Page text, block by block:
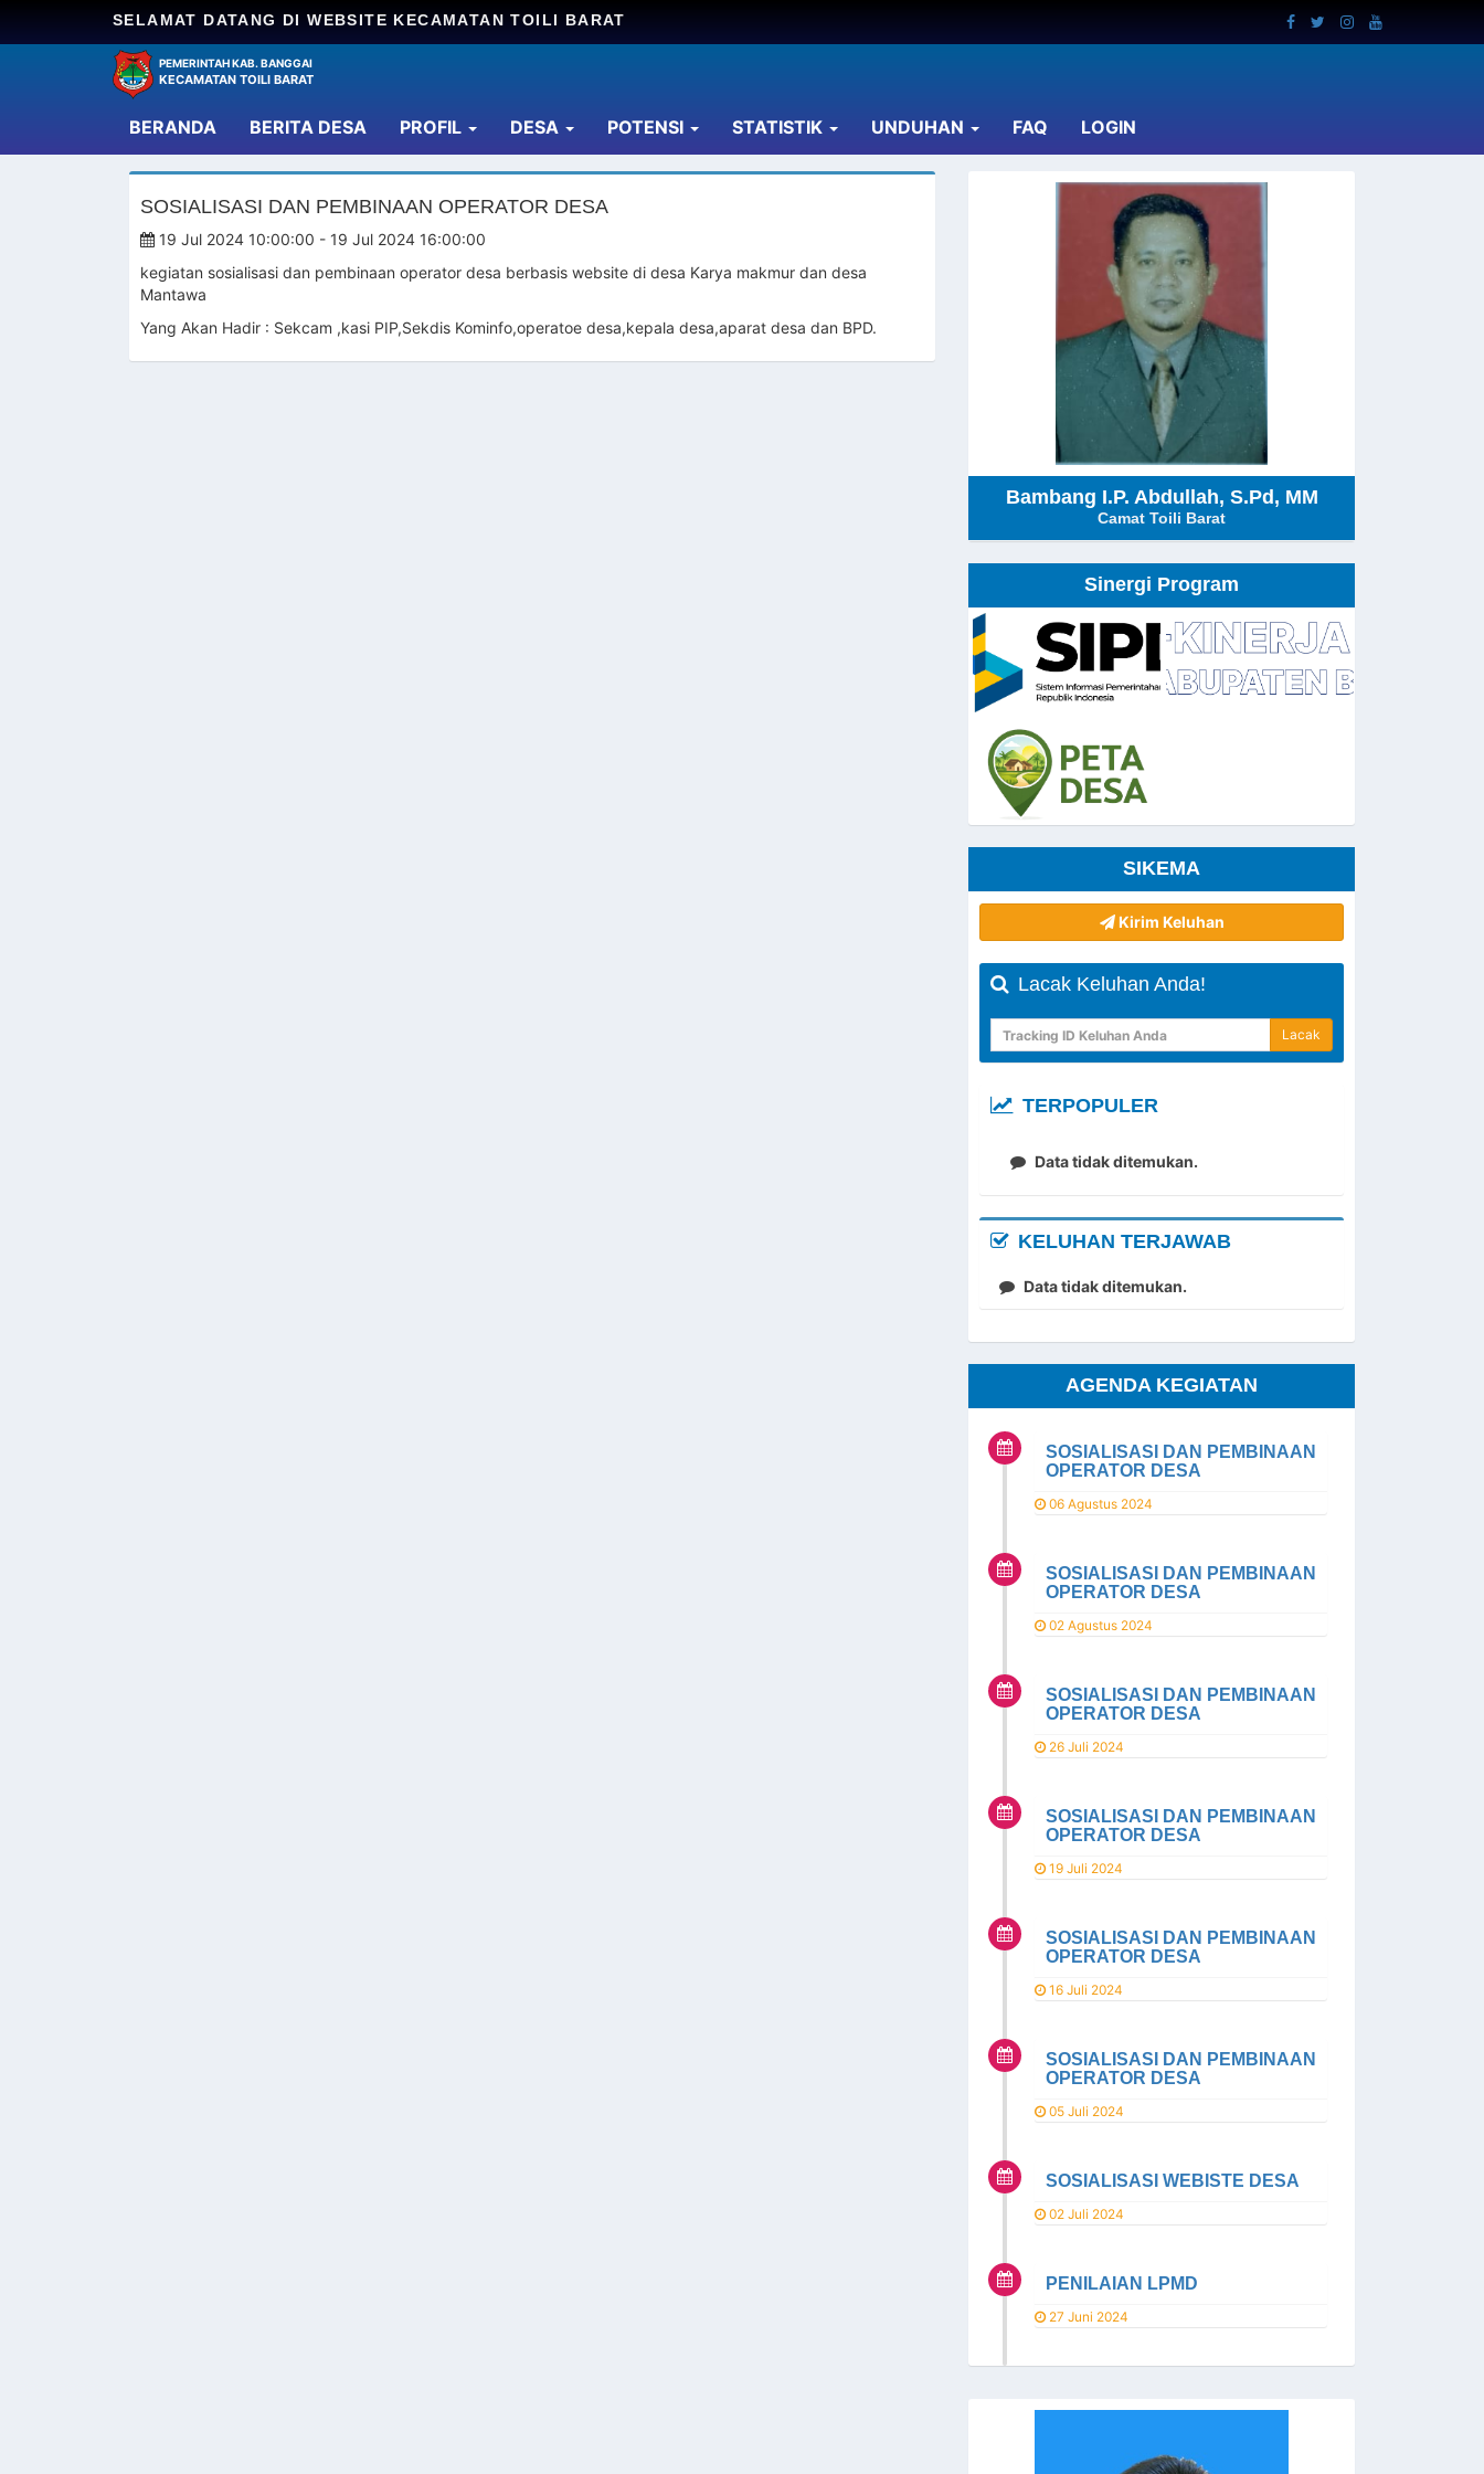
SELAMAT DATANG DI WEBSITE KECAMATAN TOILI BARAT
PEMERINTAH KAB. BANGGAI
KECAMATAN TOILI BARAT
BERANDA (current)
BERITA DESA PROFIL DESA POTENSI STATISTIK UNDUHAN FAQ LOGIN
SOSIALISASI DAN PEMBINAAN OPERATOR DESA
19 Jul 2024 10:00:00 - 19 Jul 2024 16:00:00
kegiatan sosialisasi dan pembinaan operator desa berbasis website di desa Karya makmur dan desa
Mantawa
Yang Akan Hadir : Sekcam ,kasi PIP,Sekdis Kominfo,operatoe desa,kepala desa,aparat desa dan BPD.
Bambang I.P. Abdullah, S.Pd, MM
Camat Toili Barat
Sinergi Program
SIKEMA
Kirim Keluhan
Lacak Keluhan Anda!
Lacak
TERPOPULER
Data tidak ditemukan.
KELUHAN TERJAWAB
Data tidak ditemukan.
AGENDA KEGIATAN
SOSIALISASI DAN PEMBINAAN
OPERATOR DESA
06 Agustus 2024
SOSIALISASI DAN PEMBINAAN
OPERATOR DESA
02 Agustus 2024
SOSIALISASI DAN PEMBINAAN
OPERATOR DESA
26 Juli 2024
SOSIALISASI DAN PEMBINAAN
OPERATOR DESA
19 Juli 2024
SOSIALISASI DAN PEMBINAAN
OPERATOR DESA
16 Juli 2024
SOSIALISASI DAN PEMBINAAN
OPERATOR DESA
05 Juli 2024
SOSIALISASI WEBISTE DESA
02 Juli 2024
PENILAIAN LPMD
27 Juni 2024